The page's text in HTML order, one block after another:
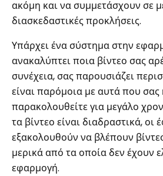
ακόμη και να συμμετάσχουν σε
διασκεδαστικές προκλήσεις.
Υπάρχει ένα σύστημα στην
ανακαλύπτει ποια βίντεο σας
συνέχεια, σας παρουσιάζει
είναι παρόμοια με αυτά που σας
παρακολουθείτε για μεγάλο
τα βίντεο είναι διαδραστικά, οι
εξακολουθούν να βλέπουν
μερικά από τα οποία δεν έχουν
εφαρμογή.